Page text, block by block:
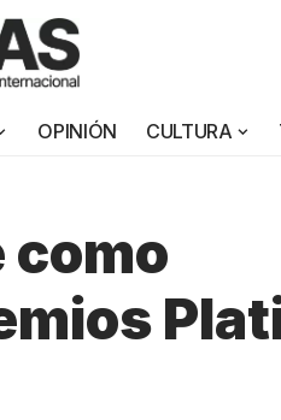
OPINIÓN CULTURA
como